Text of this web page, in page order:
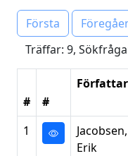
Första
Träffar: 9,
# #
1
Erik